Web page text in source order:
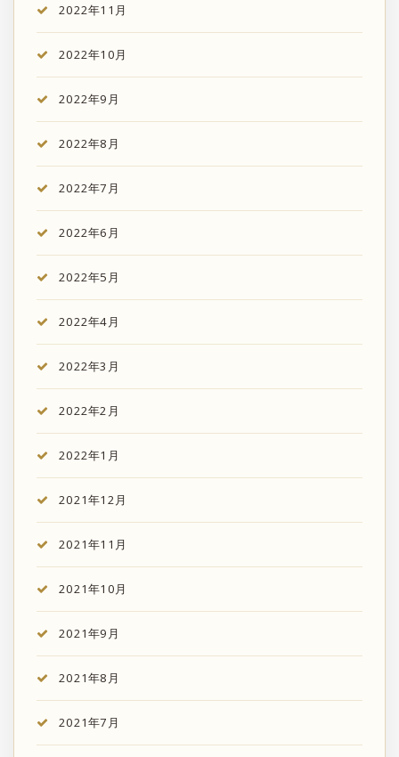
2022年11月
2022年10月
2022年9月
2022年8月
2022年7月
2022年6月
2022年5月
2022年4月
2022年3月
2022年2月
2022年1月
2021年12月
2021年11月
2021年10月
2021年9月
2021年8月
2021年7月